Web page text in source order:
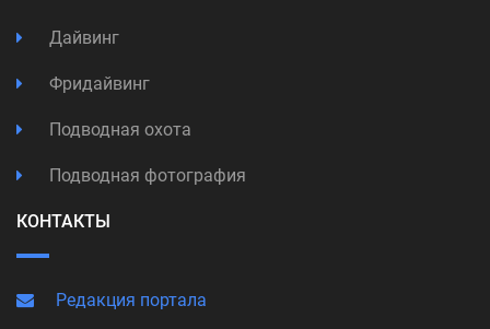
Дайвинг
Фридайвинг
Подводная охота
Подводная фотография
КОНТАКТЫ
Редакция портала